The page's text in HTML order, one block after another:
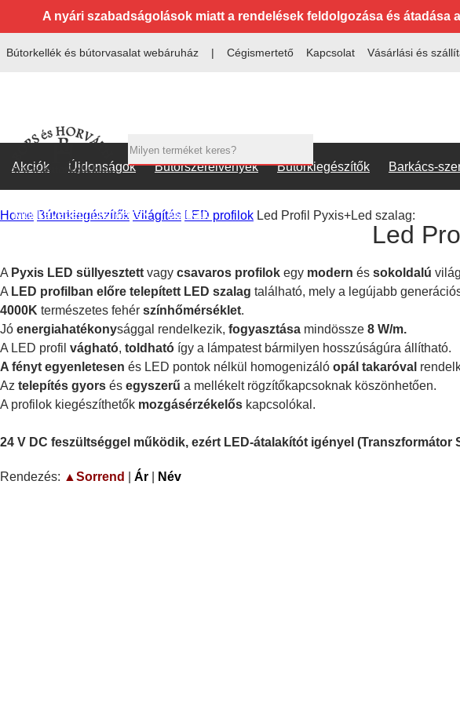
A nyári szabadságolások miatt a rendelések feldolgozása és
Bútorkellék és bútorvasalat webáruház Cégismertető Kapcsolat Vásárlási és
Akciók Újdonságok Bútorszerelvények Bútorkiegészítők Barkács-
Munkavédelmi termékek Márkák
Home Bútorkiegészítők Világítás LED profilok Led Profil Pyxis+Led szalag:
Led
A Pyxis LED süllyesztett vagy csavaros profilok egy modern és sokoldalú
A LED profilban előre telepített LED szalag található, mely a legújabb
4000K természetes fehér színhőmérséklet.
Jó energiahatékonysággal rendelkezik, fogyasztása mindössze 8 W/m.
A LED profil vágható, toldható így a lámpatest bármilyen hosszúságúra állítható.
A fényt egyenletesen és LED pontok nélkül homogenizáló opál takaróval
Az telepítés gyors és egyszerű a mellékelt rögzítőkapcsoknak köszönhetően.
A profilok kiegészíthetők mozgásérzékelős kapcsolókal.
24 V DC feszültséggel működik, ezért LED-átalakítót igényel (Transzformátor
Rendezés: ▲Sorrend Ár Név